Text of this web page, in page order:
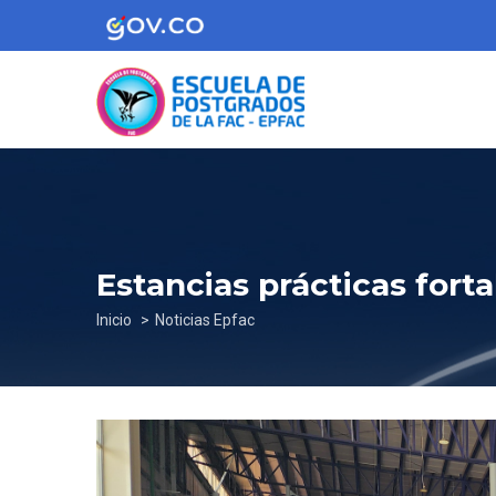
Estancias prácticas
Sobrescribir
de
ayuda
a
Inicio Noticias Epfac